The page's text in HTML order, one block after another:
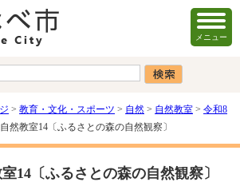
メニュー
> 教育・文化・スポーツ > 自然 > 自然教室 > 令和8
然教室14〔ふるさとの森の自然観察〕
14〔ふるさとの森の自然観察〕